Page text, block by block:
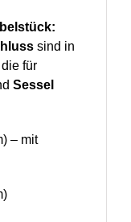
sind in
für
Sessel
– mit